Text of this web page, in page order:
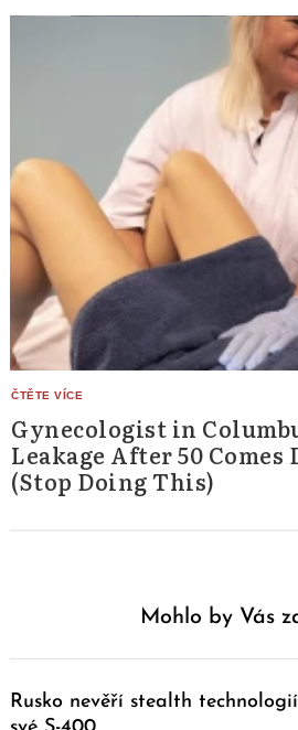
Gynecologist in
Leakage After 50
(Stop Doing This)
Mohlo by Vás
Rusko nevěří stealth